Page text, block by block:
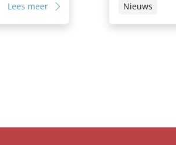
Lees meer Nieuws